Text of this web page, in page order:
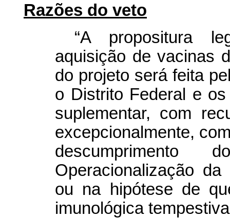
Razões do veto
“A propositura
aquisição de vacinas
do projeto será feita
o Distrito Federal e
suplementar, com
excepcionalmente,
Operacionalização
ou na hipótese de
imunológica